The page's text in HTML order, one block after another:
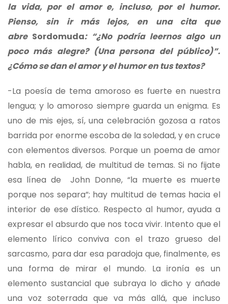
la vida, por el amor e, incluso, por el humor.
Pienso, sin ir más lejos, en una cita que
abre Sordomuda: “¿No podría leernos algo un
poco más alegre? (Una persona del público)”.
¿Cómo se dan el amor y el humor en tus textos?
-La poesía de tema amoroso es fuerte en nuestra
lengua; y lo amoroso siempre guarda un enigma. Es
uno de mis ejes, sí, una celebración gozosa a ratos
barrida por enorme escoba de la soledad, y en cruce
con elementos diversos. Porque un poema de amor
habla, en realidad, de multitud de temas. Si no fijate
esa línea de John Donne, “la muerte es muerte
porque nos separa”; hay multitud de temas hacia el
interior de ese dístico. Respecto al humor, ayuda a
expresar el absurdo que nos toca vivir. Intento que el
elemento lírico conviva con el trazo grueso del
sarcasmo, para dar esa paradoja que, finalmente, es
una forma de mirar el mundo. La ironía es un
elemento sustancial que subraya lo dicho y añade
una voz soterrada que va más allá, que incluso